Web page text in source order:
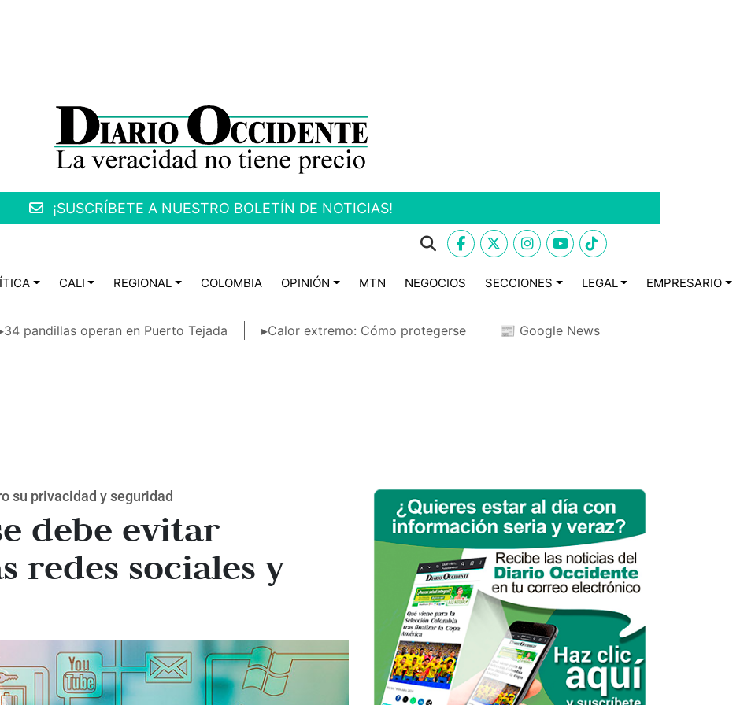
¡SUSCRÍBETE A NUESTRO BOLETÍN DE NOTICIAS!
CALI REGIONAL COLOMBIA OPINIÓN MTN NEGOCIOS SECCIONES LEGAL EMPRESARIO
pandillas operan en Puerto Tejada ▸Calor extremo: Cómo protegerse 📰 Google News
su privacidad y seguridad
debe evitar
redes sociales y